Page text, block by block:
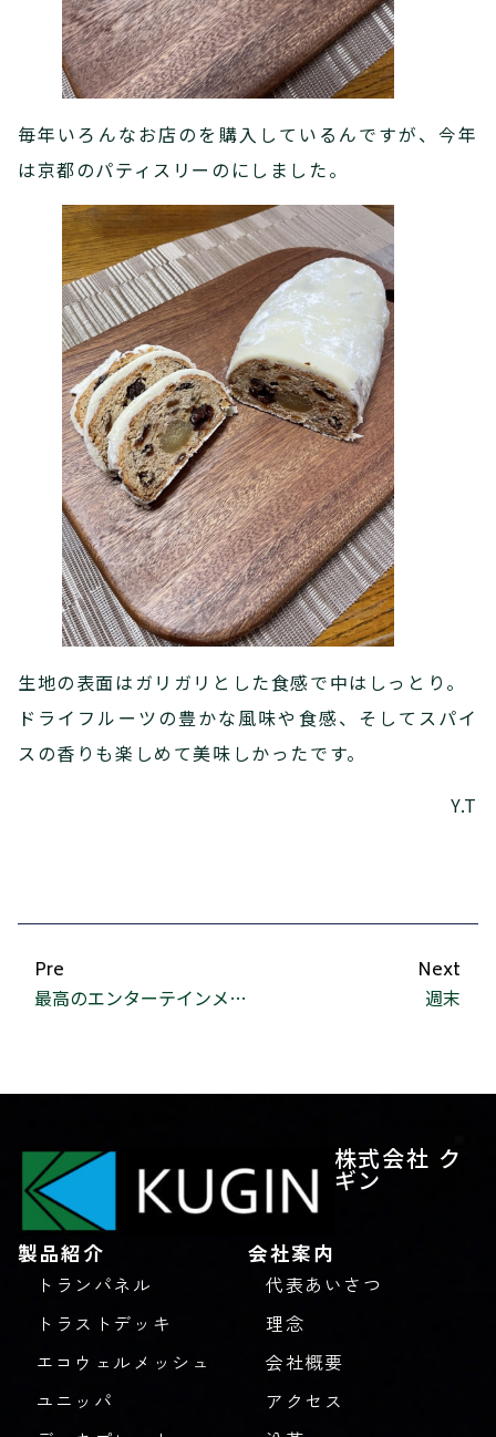
毎年いろんなお店のを購入しているんですが、今年
は京都のパティスリーのにしました。
生地の表面はガリガリとした食感で中はしっとり。
ドライフルーツの豊かな風味や食感、そしてスパイ
スの香りも楽しめて美味しかったです。
Y.T
Pre
最高のエンターテインメント
Next
週末
株式会社 ク
ギン
製品紹介
トランパネル
トラストデッキ
エコウェルメッシュ
ユニッパ
会社案内
代表あいさつ
理念
会社概要
アクセス